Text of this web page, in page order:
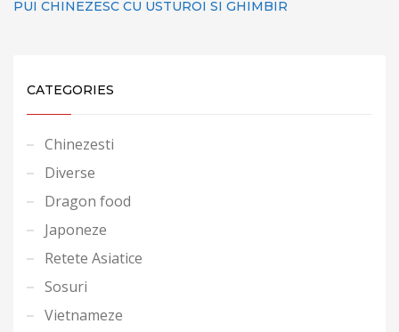
PUI CHINEZESC CU USTUROI SI GHIMBIR
CATEGORIES
Chinezesti
Diverse
Dragon food
Japoneze
Retete Asiatice
Sosuri
Vietnameze